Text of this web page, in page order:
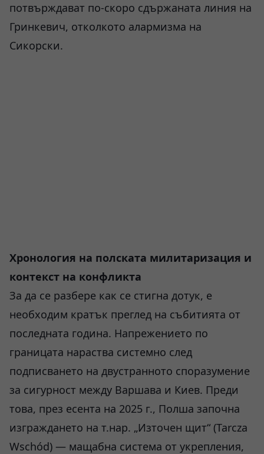
потвърждават по-скоро сдържаната линия на
Гринкевич, отколкото алармизма на
Сикорски.
Хронология на полската милитаризация и
контекст на конфликта
За да се разбере как се стигна дотук, е
необходим кратък преглед на събитията от
последната година. Напрежението по
границата нараства системно след
подписването на двустранното споразумение
за сигурност между Варшава и Киев. Преди
това, през есента на 2025 г., Полша започна
изграждането на т.нар. „Източен щит“ (Tarcza
Wschód) — мащабна система от укрепления,